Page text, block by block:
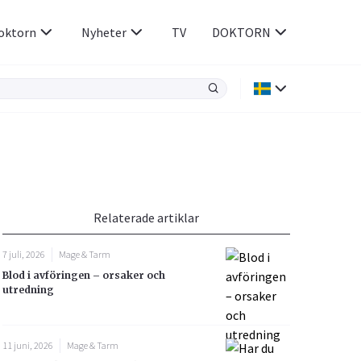
Rökavvänjning
Rörelseapparaten
Sex & Samliv
Sömn & Stress
Nyheter TV DOKTORN
Relaterade artiklar
7 juli, 2026
Mage & Tarm
Blod i avföringen – orsaker och
utredning
11 juni, 2026
Mage & Tarm